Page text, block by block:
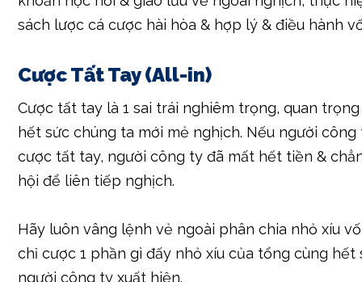
là chắc là Dự kiến nhiều kết quả của tài ngất. Tuy
tiễn là tài ngất là 1 cuộc nghịch tự nhiên & thoải
còn ứng dụng nào chắc là Dự kiến đúng chuẩn
Đừng phung phá kinh tế & thời kì vào hồ hết ứng
dụng này. Thay vào ấy, hãy ưa sử dụng rộng rãi
khoăn học hỏi & giao lưu vẻ ngoài nghịch, thực
sách lược cá cược hài hòa & hợp lý & điều hành
Cược Tất Tay (All-in)
Cược tất tay là 1 sai trái nghiêm trọng, quan